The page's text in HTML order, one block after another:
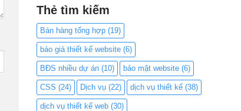
Thẻ tìm kiếm
Bán hàng tổng hợp (19)
báo giá thiết kế website (6)
BĐS nhiều dự án (10) bảo mật website (6)
CSS (24) Dịch vụ (22) dịch vụ thiết kế (38)
dịch vụ thiết kế web (30)